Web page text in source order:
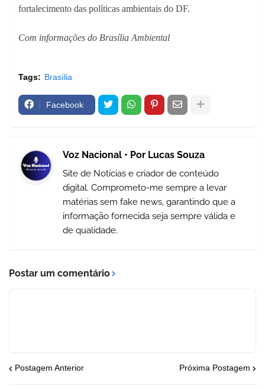
fortalecimento das políticas ambientais do DF.
Com informações do Brasília Ambiental
Tags: Brasília
Facebook
Voz Nacional • Por Lucas Souza
Site de Notícias e criador de conteúdo
digital. Comprometo-me sempre a levar
matérias sem fake news, garantindo que a
informação fornecida seja sempre válida e
de qualidade.
Postar um comentário
Postagem Anterior Próxima Postagem